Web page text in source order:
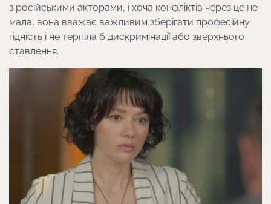
з російськими акторами, і хоча конфліктів через це не
мала, вона вважає важливим зберігати професійну
гідність і не терпіла б дискримінації або зверхнього
ставлення.